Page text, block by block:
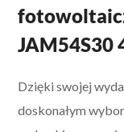
JAM54S30
Dzięki swojej
doskonałym